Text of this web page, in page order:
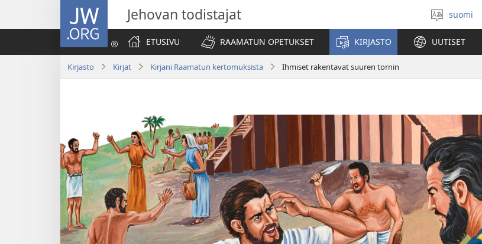
JW.ORG Jehovan todistajat
Valitse
kieli
suomi
ETUSIVU
RAAMATUN OPETUKSET KIRJASTO UUTISET
Kirjasto Kirjat Kirjani Raamatun kertomuksista Ihmiset rakentavat suuren tornin